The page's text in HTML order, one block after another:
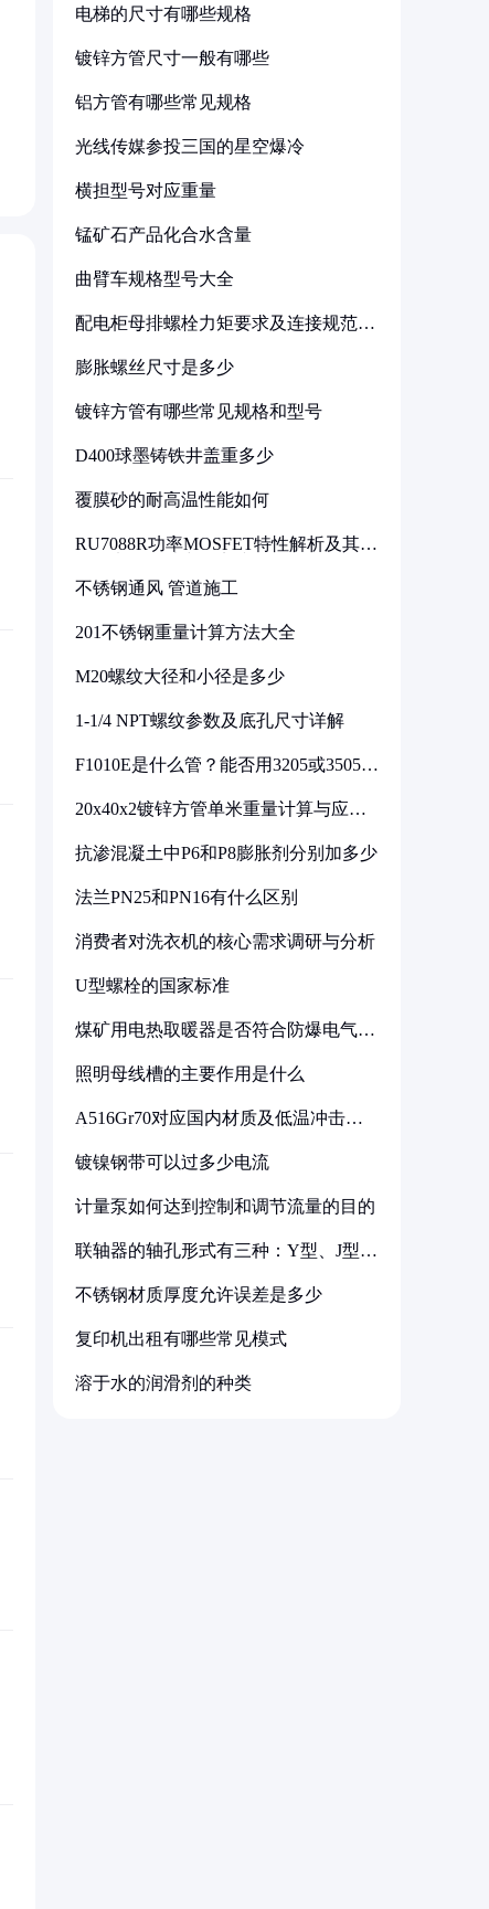
电梯的尺寸有哪些规格
镀锌方管尺寸一般有哪些
铝方管有哪些常见规格
光线传媒参投三国的星空爆冷
横担型号对应重量
锰矿石产品化合水含量
曲臂车规格型号大全
配电柜母排螺栓力矩要求及连接规范详
膨胀螺丝尺寸是多少
镀锌方管有哪些常见规格和型号
D400球墨铸铁井盖重多少
覆膜砂的耐高温性能如何
RU7088R功率MOSFET特性解析及其在
不锈钢通风 管道施工
201不锈钢重量计算方法大全
M20螺纹大径和小径是多少
1-1/4 NPT螺纹参数及底孔尺寸详解
F1010E是什么管？能否用3205或3505代
20x40x2镀锌方管单米重量计算与应用
抗渗混凝土中P6和P8膨胀剂分别加多少
法兰PN25和PN16有什么区别
消费者对洗衣机的核心需求调研与分析
U型螺栓的国家标准
煤矿用电热取暖器是否符合防爆电气设
照明母线槽的主要作用是什么
A516Gr70对应国内材质及低温冲击要
镀镍钢带可以过多少电流
计量泵如何达到控制和调节流量的目的
联轴器的轴孔形式有三种：Y型、J型、
不锈钢材质厚度允许误差是多少
复印机出租有哪些常见模式
溶于水的润滑剂的种类